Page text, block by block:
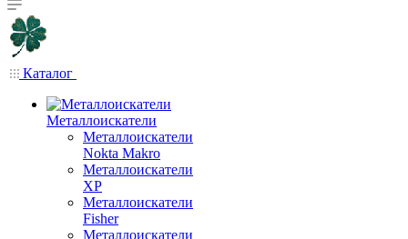
Каталог
Металлоискатели
Металлоискатели
Nokta Makro
Металлоискатели
XP
Металлоискатели
Fisher
Металлоискатели